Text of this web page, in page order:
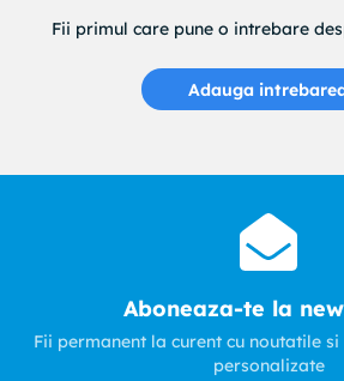
Fii primul care pune o intrebare
Adauga
Aboneaza-te la
Fii permanent la curent cu noutatile
personalizate